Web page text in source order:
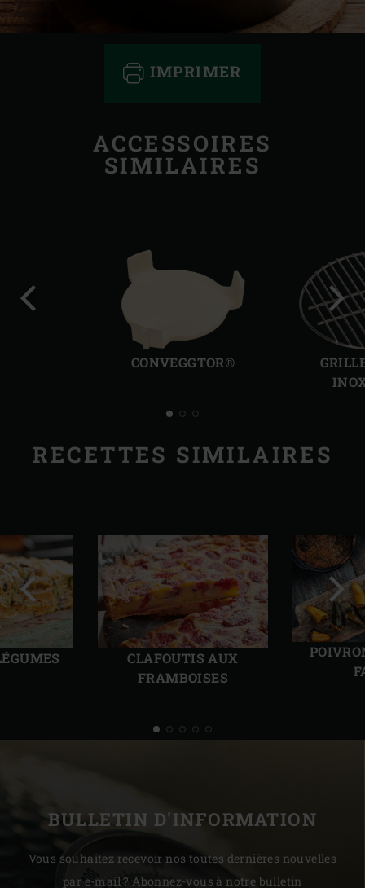
IMPRIMER
ACCESSOIRES
SIMILAIRES
CONVEGGTOR®
RECETTES SIMILAIRES
CLAFOUTIS AUX
FRAMBOISES
Diapo
BULLETIN D'INFORMATION
Vous souhaitez recevoir nos toutes dernières nouvelles
par e-mail ? Abonnez-vous à notre bulletin